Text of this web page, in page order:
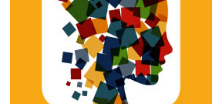
Tracce dinamiche
Tracce Dinamiche è una rassegna di teatro
d’innovazione e sperimentale.
Continua